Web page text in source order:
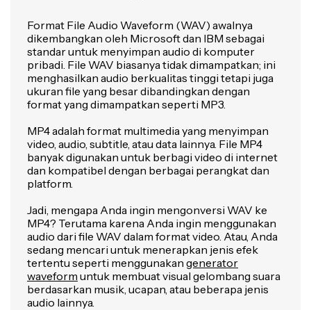
Format File Audio Waveform (WAV) awalnya
dikembangkan oleh Microsoft dan IBM sebagai
standar untuk menyimpan audio di komputer
pribadi. File WAV biasanya tidak dimampatkan; ini
menghasilkan audio berkualitas tinggi tetapi juga
ukuran file yang besar dibandingkan dengan
format yang dimampatkan seperti MP3.
MP4 adalah format multimedia yang menyimpan
video, audio, subtitle, atau data lainnya. File MP4
banyak digunakan untuk berbagi video di internet
dan kompatibel dengan berbagai perangkat dan
platform.
Jadi, mengapa Anda ingin mengonversi WAV ke
MP4? Terutama karena Anda ingin menggunakan
audio dari file WAV dalam format video. Atau, Anda
sedang mencari untuk menerapkan jenis efek
tertentu seperti menggunakan generator
waveform untuk membuat visual gelombang suara
berdasarkan musik, ucapan, atau beberapa jenis
audio lainnya.